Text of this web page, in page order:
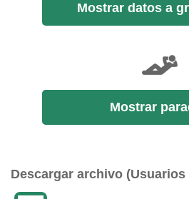
Mostrar datos a
Mostrar
Descargar archivo